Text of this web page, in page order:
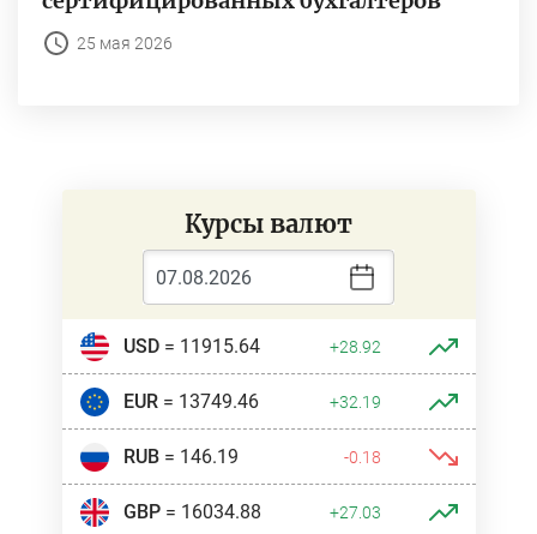
25 мая 2026
Курсы валют
USD= 11915.64 +28.92
EUR= 13749.46 +32.19
RUB= 146.19 -0.18
GBP= 16034.88 +27.03